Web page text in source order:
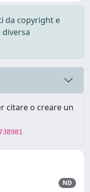
da copyright e
citare o creare un
ND